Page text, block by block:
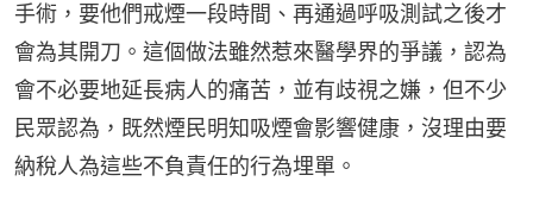
手術，要他們戒煙一段時間、再通過呼吸測試之後才
會為其開刀。這個做法雖然惹來醫學界的爭議，認為
會不必要地延長病人的痛苦，並有歧視之嫌，但不少
民眾認為，既然煙民明知吸煙會影響健康，沒理由要
納稅人為這些不負責任的行為埋單。